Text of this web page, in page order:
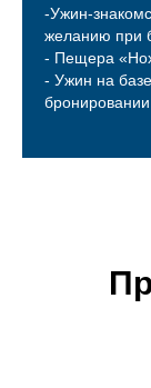
-Ужин-
желанию при
- Пещера
- Ужин на
бронировании